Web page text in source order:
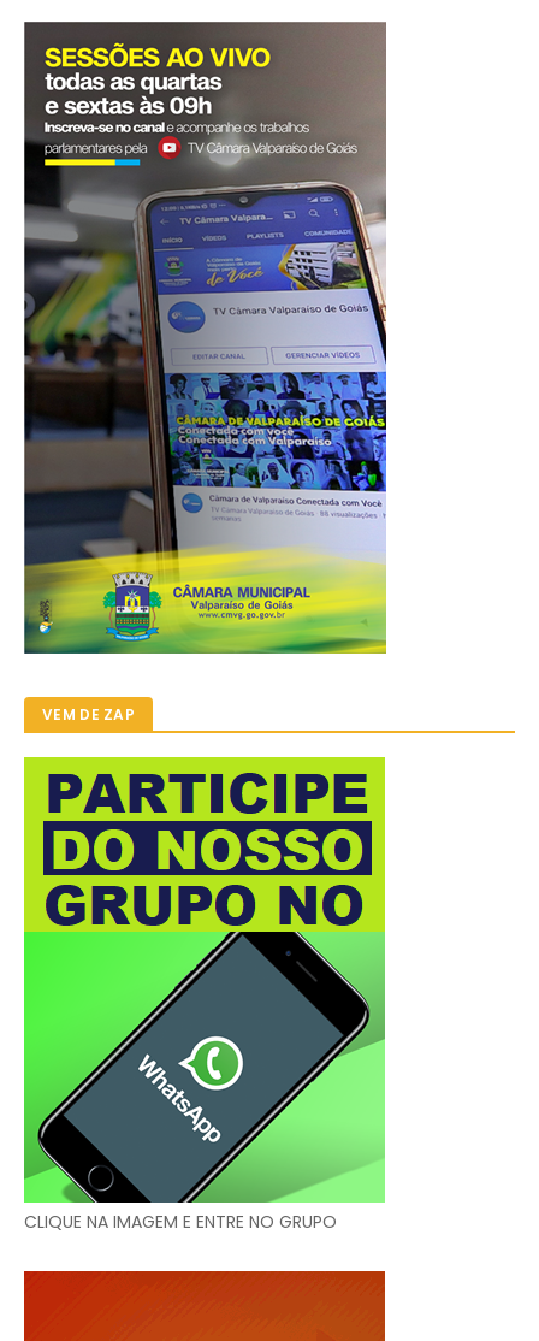
VEM DE ZAP
CLIQUE NA IMAGEM E ENTRE NO GRUPO